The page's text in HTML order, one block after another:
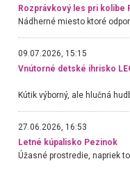
Rozprávkový les pri kolibe
09.07.2026, 15:15
Vnútorné detské ihrisko
27.06.2026, 16:53
Letné kúpalisko Pezinok